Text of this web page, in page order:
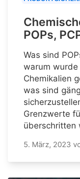
POPs,
Was sind
warum
Chemikalien
was sind
Grenzwerte
überschritten
5. März, 2023